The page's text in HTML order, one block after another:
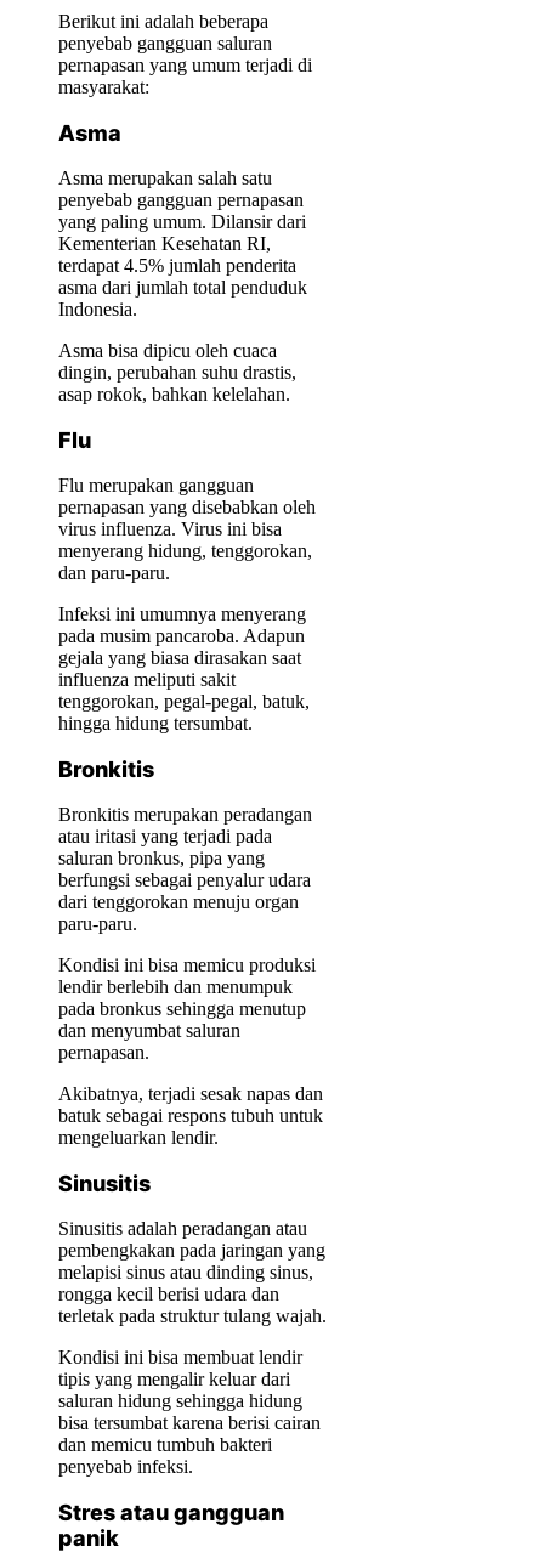
Berikut ini adalah beberapa
penyebab gangguan saluran
pernapasan yang umum terjadi di
masyarakat:
Asma
Asma merupakan salah satu
penyebab gangguan pernapasan
yang paling umum. Dilansir dari
Kementerian Kesehatan RI,
terdapat 4.5% jumlah penderita
asma dari jumlah total penduduk
Indonesia.
Asma bisa dipicu oleh cuaca
dingin, perubahan suhu drastis,
asap rokok, bahkan kelelahan.
Flu
Flu merupakan gangguan
pernapasan yang disebabkan oleh
virus influenza. Virus ini bisa
menyerang hidung, tenggorokan,
dan paru-paru.
Infeksi ini umumnya menyerang
pada musim pancaroba. Adapun
gejala yang biasa dirasakan saat
influenza meliputi sakit
tenggorokan, pegal-pegal, batuk,
hingga hidung tersumbat.
Bronkitis
Bronkitis merupakan peradangan
atau iritasi yang terjadi pada
saluran bronkus, pipa yang
berfungsi sebagai penyalur udara
dari tenggorokan menuju organ
paru-paru.
Kondisi ini bisa memicu produksi
lendir berlebih dan menumpuk
pada bronkus sehingga menutup
dan menyumbat saluran
pernapasan.
Akibatnya, terjadi sesak napas dan
batuk sebagai respons tubuh untuk
mengeluarkan lendir.
Sinusitis
Sinusitis adalah peradangan atau
pembengkakan pada jaringan yang
melapisi sinus atau dinding sinus,
rongga kecil berisi udara dan
terletak pada struktur tulang wajah.
Kondisi ini bisa membuat lendir
tipis yang mengalir keluar dari
saluran hidung sehingga hidung
bisa tersumbat karena berisi cairan
dan memicu tumbuh bakteri
penyebab infeksi.
Stres atau gangguan
panik